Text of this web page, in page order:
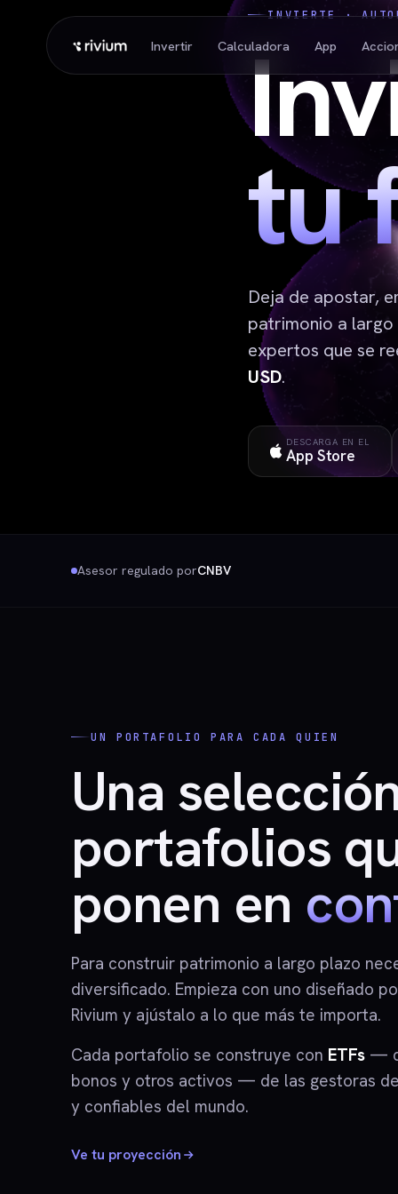
Invertir Calculadora App
INVIERTE ·
tu
Deja de apostar,
patrimonio a
expertos que se
USD.
DESCARGA EN EL
App Store
Asesor regulado porCNBV
UN PORTAFOLIO PARA CADA QUIEN
Una
portafolios
ponen en
Para construir patrimonio a largo plazo
diversificado. Empieza con uno diseñado
Rivium y ajústalo a lo que más te importa.
Cada portafolio se construye con ETFs —
bonos y otros activos — de las gestoras
y confiables del mundo.
Ve tu proyección